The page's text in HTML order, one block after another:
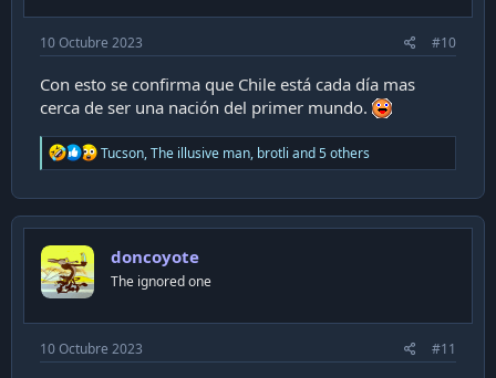
10 Octubre 2023 #10
Con esto se confirma que Chile está cada día mas
cerca de ser una nación del primer mundo.
R
e
c
t
Tucson,The illusive man, brotli and 5 others
doncoyote
The ignored one
10 Octubre 2023 #11